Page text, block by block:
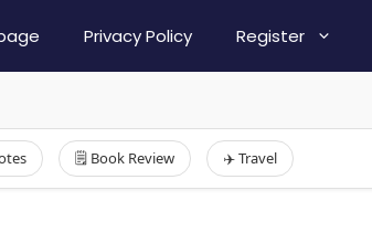
Privacy Policy Register
🗒️ Book Review ✈️ Travel